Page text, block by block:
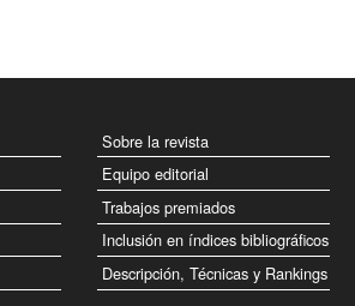
Sobre la revista
Equipo editorial
Trabajos premiados
Inclusión en índices bibliográficos
Descripción, Técnicas y Rankings